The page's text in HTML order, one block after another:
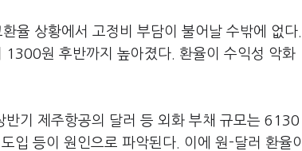
율 상황에서 고정비 부담이 불어날 수밖에 없다.
원 후반까지 높아졌다. 환율이 수익성 악화
기 제주항공의 달러 등 외화 부채 규모는 6130
입 등이 원인으로 파악된다. 이에 원-달러 환율이